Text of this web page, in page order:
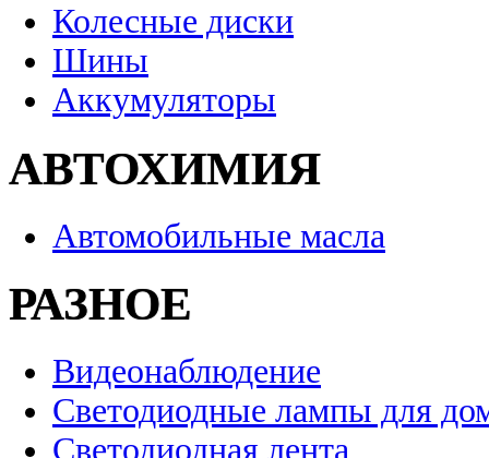
Колесные диски
Шины
Аккумуляторы
АВТОХИМИЯ
Автомобильные масла
РАЗНОЕ
Видеонаблюдение
Светодиодные лампы для
Светодиодная лента